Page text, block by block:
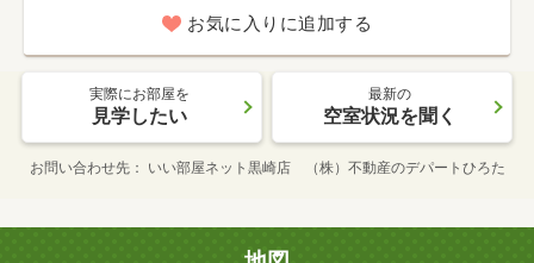
お気に入りに追加する
実際にお部屋を
見学したい
最新の
空室状況を聞く
お問い合わせ先 いい部屋ネット黒崎店 （株）不動産のデパートひろた